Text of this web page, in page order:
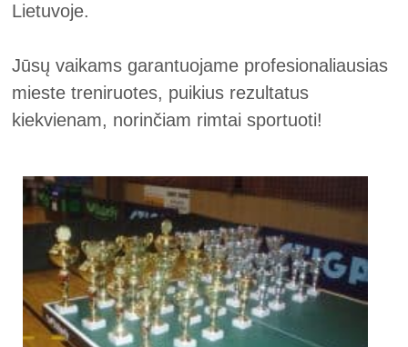
Lietuvoje.
Jūsų vaikams garantuojame profesionaliausias
mieste treniruotes, puikius rezultatus
kiekvienam, norinčiam rimtai sportuoti!